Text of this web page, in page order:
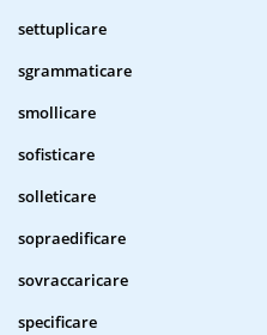
settuplicare
sgrammaticare
smollicare
sofisticare
solleticare
sopraedificare
sovraccaricare
specificare